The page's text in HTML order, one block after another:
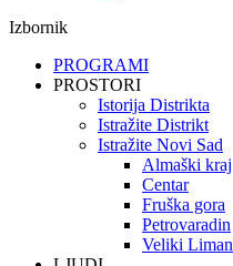
Izbornik
PROGRAMI
PROSTORI
Istorija Distrikta
Istražite Distrikt
Istražite Novi Sad
Almaški kraj
Centar
Fruška gora
Petrovaradin
Veliki Liman